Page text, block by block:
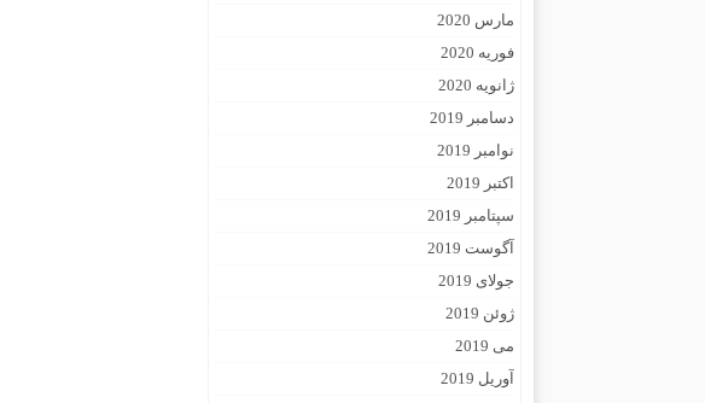
مارس 2020
فوریه 2020
ژانویه 2020
دسامبر 2019
نوامبر 2019
اکتبر 2019
سپتامبر 2019
آگوست 2019
جولای 2019
ژوئن 2019
می 2019
آوریل 2019